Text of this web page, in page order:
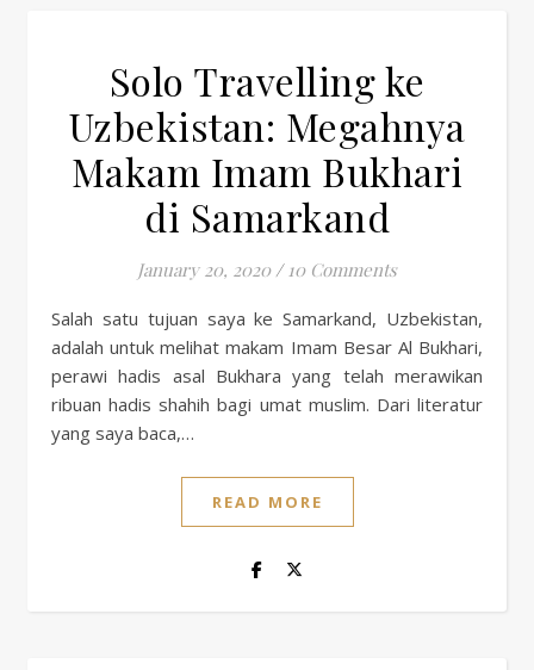
Solo Travelling ke
Uzbekistan: Megahnya
Makam Imam Bukhari
di Samarkand
January 20, 2020 / 10 Comments
Salah satu tujuan saya ke Samarkand, Uzbekistan,
adalah untuk melihat makam Imam Besar Al Bukhari,
perawi hadis asal Bukhara yang telah merawikan
ribuan hadis shahih bagi umat muslim. Dari literatur
yang saya baca,…
READ MORE